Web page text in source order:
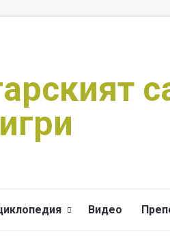
игри
Видео